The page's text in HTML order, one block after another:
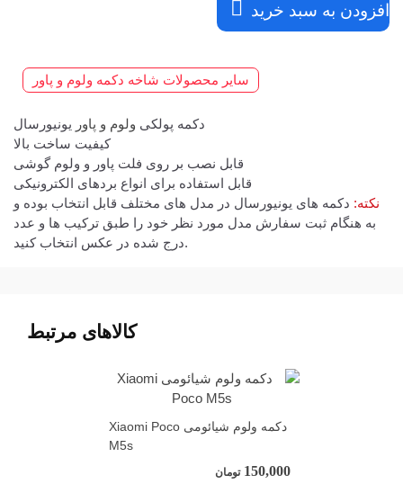
افزودن به سبد خرید
سایر محصولات شاخه دکمه ولوم و پاور
دکمه پولکی ولوم و پاور یونیورسال
کیفیت ساخت بالا
قابل نصب بر روی فلت پاور و ولوم گوشی
قابل استفاده برای انواع بردهای الکترونیکی
نکته: دکمه های یونیورسال در مدل های مختلف قابل انتخاب بوده و
به هنگام ثبت سفارش مدل مورد نظر خود را طبق ترکیب ها و عدد
درج شده در عکس انتخاب کنید.
کالاهای مرتبط
دکمه ولوم شیائومی Xiaomi Poco
M5s
150,000 تومان